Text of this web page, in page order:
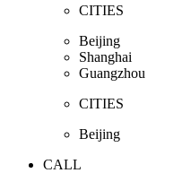
CITIES
Beijing
Shanghai
Guangzhou
CITIES
Beijing
CALL